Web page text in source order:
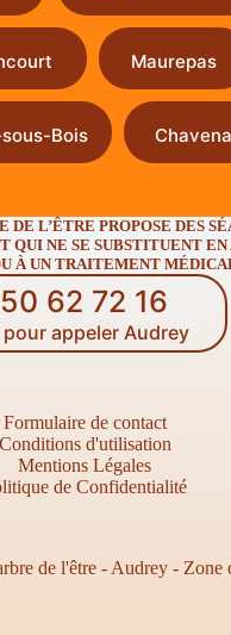
Maurepas
Bois
DE L’ÊTRE PROPOSE DES
QUI NE SE SUBSTITUENT EN
À UN TRAITEMENT
62 72 16
appeler Audrey
Formulaire de contact
Conditions d'utilisation
Mentions Légales
de Confidentialité
de l'être - Audrey - Zone